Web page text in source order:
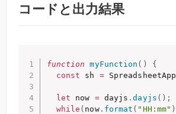
コードと出力結果
function myFunction ( )
{
const sh = SpreadsheetApp
let now = dayjs .dayjs ( ) ;
while ( now. format ( "HH:mm" )